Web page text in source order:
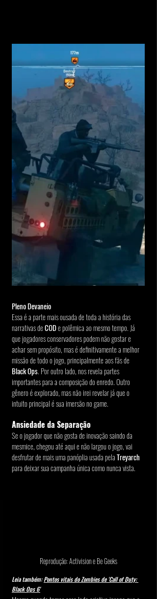
Pleno Devaneio
Essa é a parte mais ousada de toda a história das
narrativas de COD e polêmica ao mesmo tempo. Já
que jogadores conservadores podem não gostar e
achar sem propósito, mas é definitivamente a melhor
missão de todo o jogo, principalmente aos fãs de
Black Ops. Por outro lado, nos revela partes
importantes para a composição do enredo. Outro
gênero é explorado, mas não irei revelar já que o
intuito principal é sua imersão no game.
Ansiedade da Separação
Se o jogador que não gosta de inovação saindo da
mesmice, chegou até aqui e não largou o jogo, vai
desfrutar de mais uma panóplia usada pela Treyarch
para deixar sua campanha única como nunca vista.
Reprodução: Activision e Be Geeks
Leia também: Pontos vitais do Zombies de 'Call of Duty:
Black Ops 6'